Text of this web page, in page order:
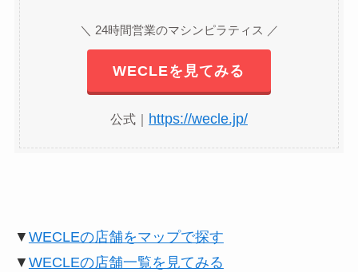
＼ 24時間営業のマシンピラティス ／
WECLEを見てみる
公式｜ https://wecle.jp/
▼ WECLEの店舗をマップで探す
▼ WECLEの店舗一覧を見てみる